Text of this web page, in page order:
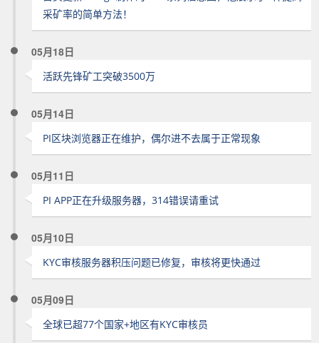
采矿率的简单方法！
05月18日
活跃先锋矿工突破3500万
05月14日
PI区块浏览器正在维护，偶尔进不去属于正常现象
05月11日
PI APP正在升级服务器，314错误请重试
05月10日
KYC审核服务器积压问题已修复，审核将更快通过
05月09日
全球已超77个国家+地区有KYC审核员